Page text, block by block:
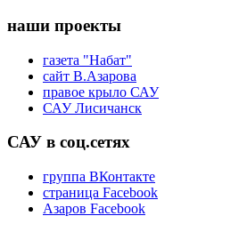
наши проекты
газета "Набат"
сайт В.Азарова
правое крыло САУ
САУ Лисичанск
САУ в соц.сетях
группа ВКонтакте
страница Facebook
Азаров Facebook